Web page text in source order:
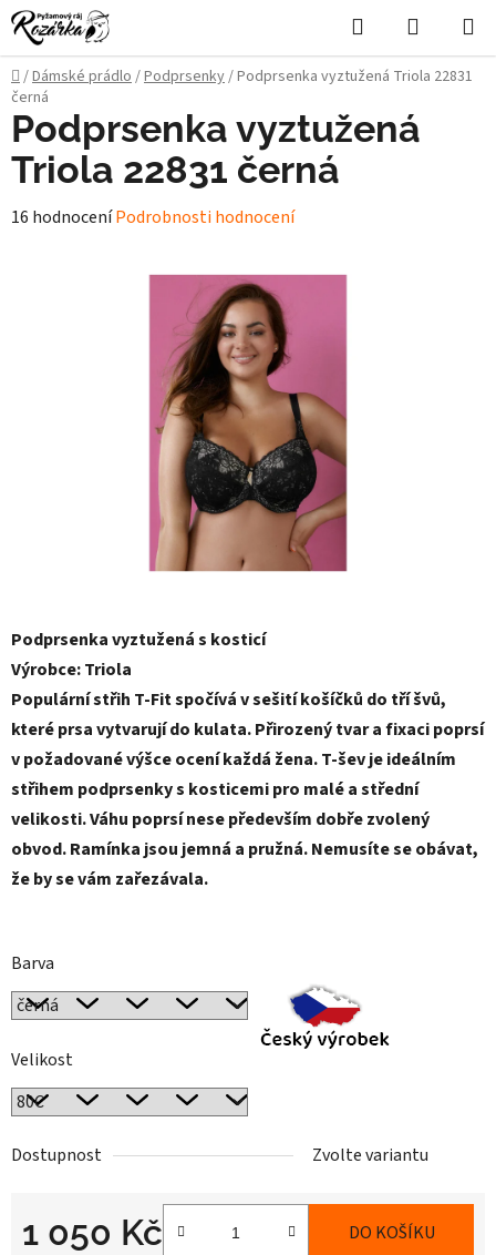
Přejít
na
obsah
Hledat
KOŠÍK
Domů
/Dámské prádlo/Podprsenky/Podprsenka vyztužená Triola 22831
černá
Podprsenka vyztužená s kosticí
Výrobce: Triola
Populární střih T-Fit spočívá v sešití košíčků do tří švů,
které prsa vytvarují do kulata. Přirozený tvar a fixaci poprsí
v požadované výšce ocení každá žena. T-šev je ideálním
střihem podprsenky s kosticemi pro malé a střední
velikosti. Váhu poprsí nese především dobře zvolený
obvod. Ramínka jsou jemná a pružná. Nemusíte se obávat,
že by se vám zařezávala.
Barva
Velikost
Dostupnost Zvolte variantu
1 050 Kč DO KOŠÍKU
Podprsenka vyztužená
Triola 22831 černá
Průměrné
16 hodnoceníPodrobnosti hodnocení